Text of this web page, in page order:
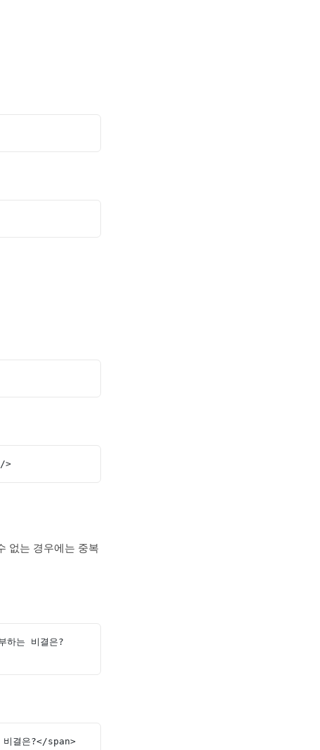
>
없는 경우에는 중복
는 비결은?
결은?</span>